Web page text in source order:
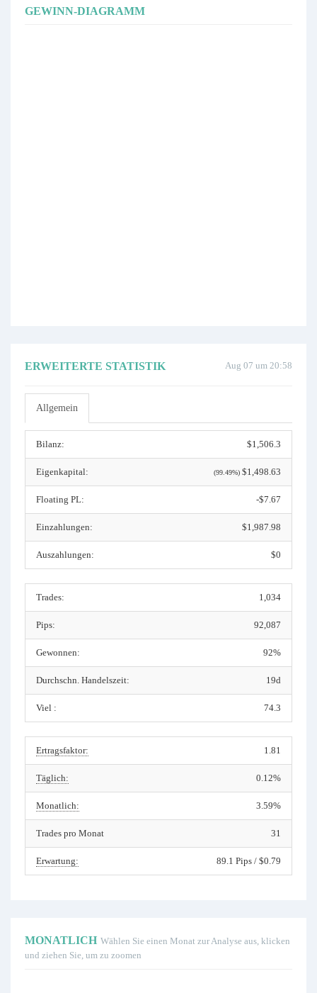
GEWINN-DIAGRAMM
Aug 07 um 20:58
ERWEITERTE STATISTIK
Allgemein
Bilanz: $1,506.3
Eigenkapital: (99.49%) $1,498.63
Floating PL: -$7.67
Einzahlungen: $1,987.98
Auszahlungen: $0
Trades: 1,034
Pips: 92,087
Gewonnen: 92%
Durchschn. Handelszeit: 19d
Viel : 74.3
Ertragsfaktor: 1.81
Täglich: 0.12%
Monatlich: 3.59%
Trades pro Monat 31
Erwartung: 89.1 Pips / $0.79
MONATLICH Wählen Sie einen Monat zur Analyse aus, klicken
und ziehen Sie, um zu zoomen